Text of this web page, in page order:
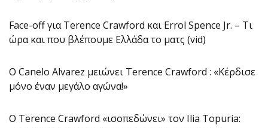
Face-off για Terence Crawford και Errol Spence Jr. – Τι
ώρα και που βλέπουμε Ελλάδα το ματς (vid)
O Canelo Alvarez μειώνει Terence Crawford : «Κέρδισε
μόνο έναν μεγάλο αγώνα!»
O Terence Crawford «ισοπεδώνει» τον Ilia Topuria: